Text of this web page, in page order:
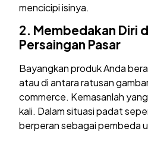
mencicipi isinya.
2. Membedakan Diri
Persaingan Pasar
Bayangkan produk Anda
atau di antara ratusan
commerce. Kemasanlah
kali. Dalam situasi padat
berperan sebagai pembeda